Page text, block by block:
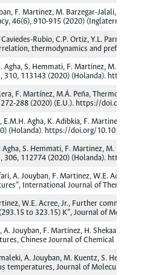
F. Martinez, M. Barzegar-Jalali, E.
46(6), 910-915 (2020) (Inglaterra).
Caviedes-Rubio, C.P. Ortiz, Y.L. Parra-
thermodynamics and
Agha, S. Hemmati, F. Martinez, M.
310, 113143 (2020) (Holanda). https://
F. Martínez, M.Á. Peña,
288 (2020) (E.U.). https://doi.org/
E.M.H. Agha, K. Adibkia, F. Martinez, M.
(Holanda). https://doi.org/10.1016/
Agha, S. Hemmati, F. Martinez, M.
306, 112774 (2020) (Holanda). https://
A. Jouyban, F. Martinez, W.E. Acree
International Journal of
W.E. Acree, Jr., Further comments
to 323.15) K”, Journal of
A. Jouyban, F. Martinez, H. Shekaari,
Chinese Journal of Chemical
A. Jouyban, M. Kuentz, S.
temperatures, Journal of Molecular